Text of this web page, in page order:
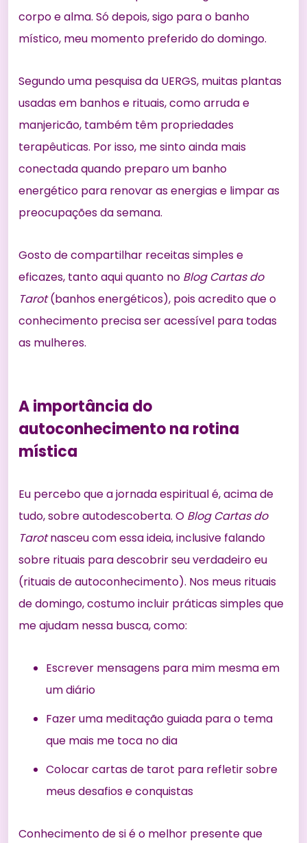
corpo e alma. Só depois, sigo para o banho
místico, meu momento preferido do domingo.
Segundo uma pesquisa da UERGS, muitas plantas
usadas em banhos e rituais, como arruda e
manjericão, também têm propriedades
terapêuticas. Por isso, me sinto ainda mais
conectada quando preparo um banho
energético para renovar as energias e limpar as
preocupações da semana.
Gosto de compartilhar receitas simples e
eficazes, tanto aqui quanto no Blog Cartas do
Tarot(banhos energéticos), pois acredito que o
conhecimento precisa ser acessível para todas
as mulheres.
A importância do
autoconhecimento na rotina
mística
Eu percebo que a jornada espiritual é, acima de
tudo, sobre autodescoberta. O Blog Cartas do
Tarotnasceu com essa ideia, inclusive falando
sobre rituais para descobrir seu verdadeiro eu
(rituais de autoconhecimento). Nos meus rituais
de domingo, costumo incluir práticas simples que
me ajudam nessa busca, como:
Escrever mensagens para mim mesma em
um diário
Fazer uma meditação guiada para o tema
que mais me toca no dia
Colocar cartas de tarot para refletir sobre
meus desafios e conquistas
Conhecimento de si é o melhor presente que